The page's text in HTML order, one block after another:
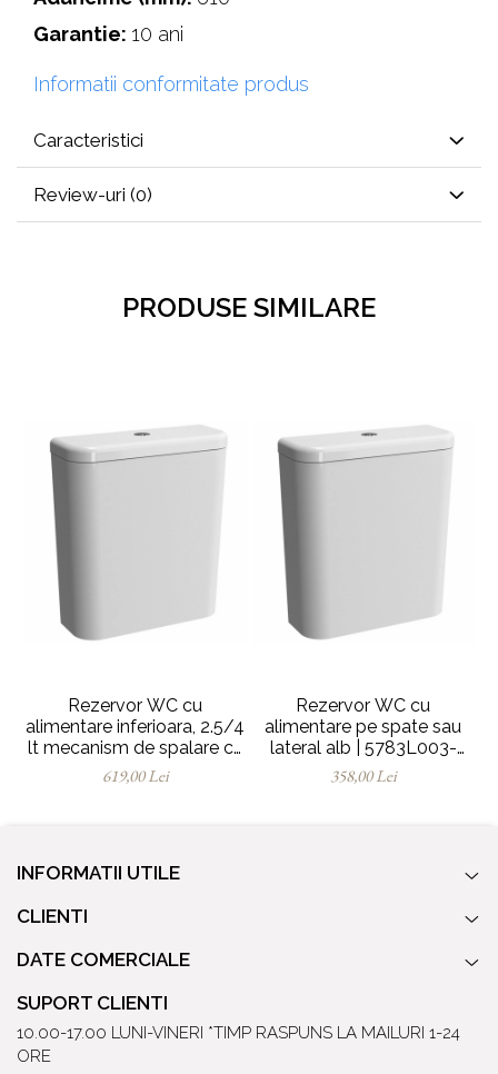
Garantie: 10 ani
Informatii conformitate produs
Caracteristici
Review-uri (0)
PRODUSE SIMILARE
Rezervor WC cu
alimentare inferioara, 2.5/4
lt mecanism de spalare cu
dubla evacuare inclus |
5783B003-5450
619,00 Lei
Rezervor WC cu
alimentare pe spate sau
lateral alb | 5783L003-
1253
358,00 Lei
INFORMATII UTILE
CLIENTI
DATE COMERCIALE
SUPORT CLIENTI
10.00-17.00 LUNI-VINERI *TIMP RASPUNS LA MAILURI 1-24
ORE